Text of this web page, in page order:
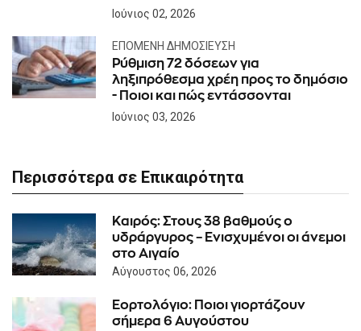
Ιούνιος 02, 2026
ΕΠΌΜΕΝΗ ΔΗΜΟΣΊΕΥΣΗ
Ρύθμιση 72 δόσεων για
ληξιπρόθεσμα χρέη προς το δημόσιο
- Ποιοι και πώς εντάσσονται
Ιούνιος 03, 2026
Περισσότερα σε Επικαιρότητα
Καιρός: Στους 38 βαθμούς ο
υδράργυρος – Ενισχυμένοι οι άνεμοι
στο Αιγαίο
Αύγουστος 06, 2026
Εορτολόγιο: Ποιοι γιορτάζουν
σήμερα 6 Αυγούστου